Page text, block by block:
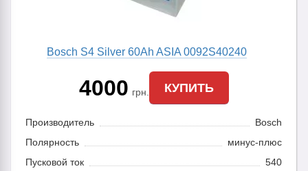
Bosch S4 Silver 60Ah ASIA 0092S40240
4000 грн. КУПИТЬ
Производитель
Bosch
Полярность
минус-плюс
Пусковой ток
540